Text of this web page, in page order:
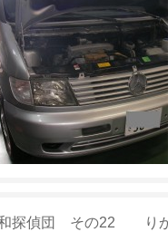
探偵団 その22 りか